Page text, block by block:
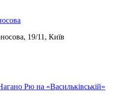
19/11, Київ
Рю на «Васильківській»